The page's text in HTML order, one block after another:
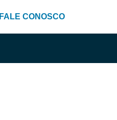
FALE CONOSCO